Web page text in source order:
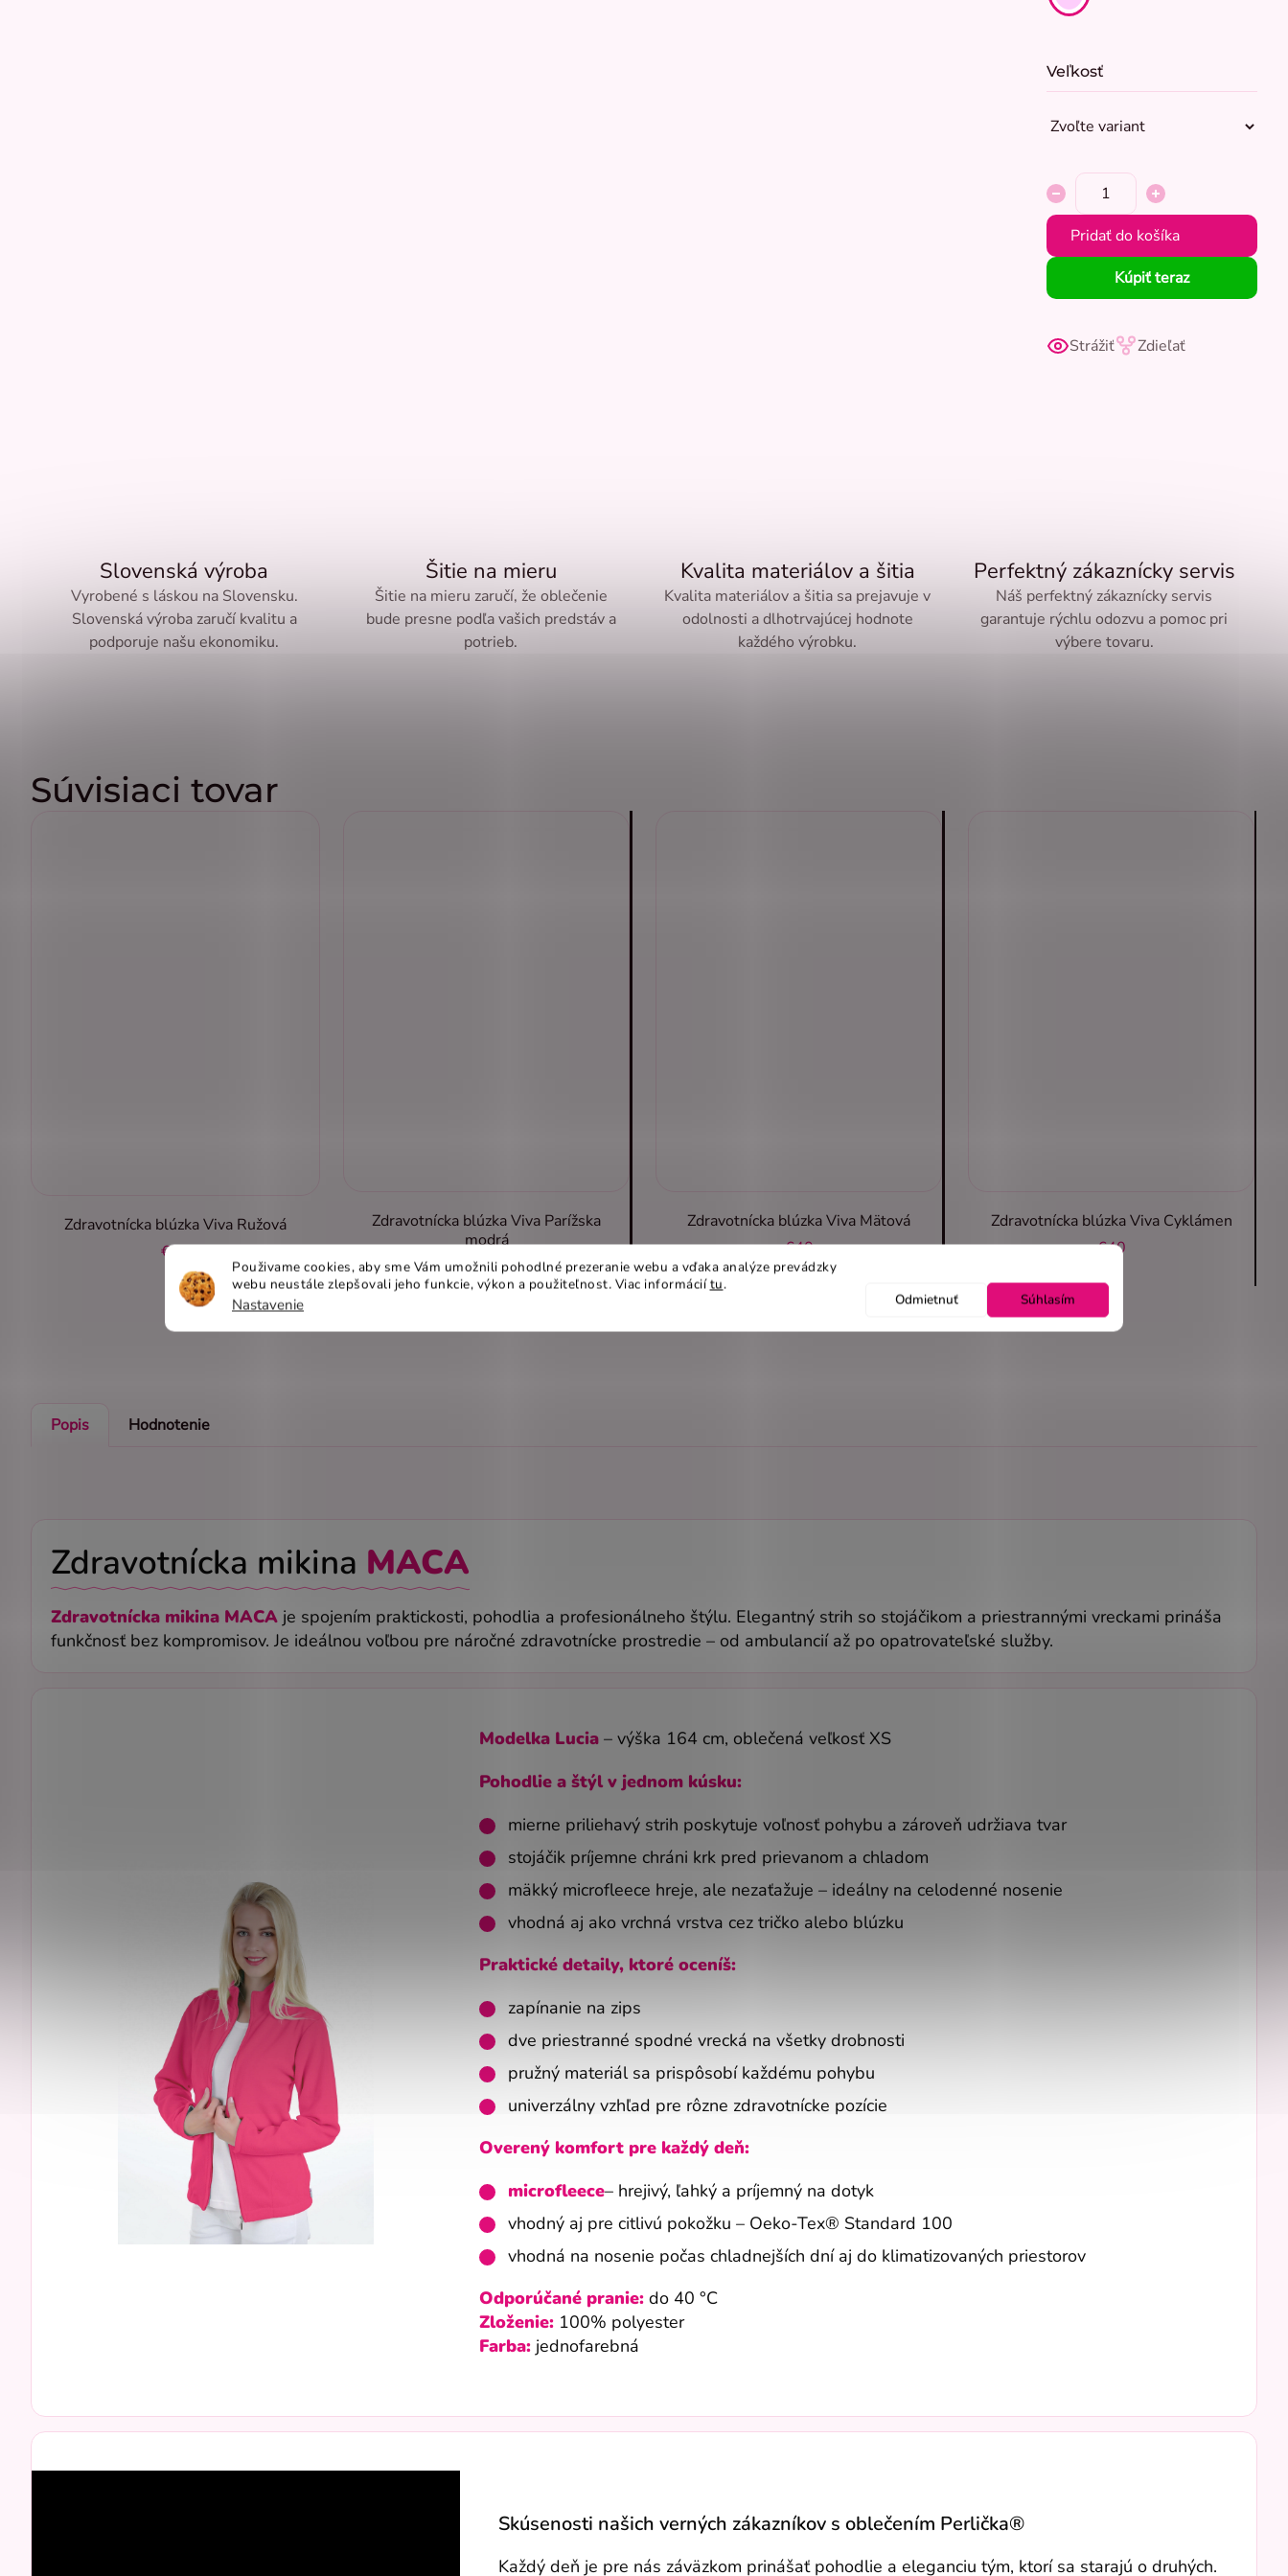
Použivame cookies, aby sme Vám umožnili pohodlné prezeranie webu a vďaka analýze prevádzky
webu neustále zlepšovali jeho funkcie, výkon a použiteľnost. Viac informáciítu.
Nastavenie Odmietnuť Súhlasím
Veľkosť
Pridať do košíka
Kúpiť teraz
Strážiť Zdieľať
Slovenská výroba
Vyrobené s láskou na Slovensku.
Slovenská výroba zaručí kvalitu a
podporuje našu ekonomiku.
Šitie na mieru
Šitie na mieru zaručí, že oblečenie
bude presne podľa vašich predstáv a
potrieb.
Kvalita materiálov a šitia
Kvalita materiálov a šitia sa prejavuje v
odolnosti a dlhotrvajúcej hodnote
každého výrobku.
Perfektný zákaznícky servis
Náš perfektný zákaznícky servis
garantuje rýchlu odozvu a pomoc pri
výbere tovaru.
Súvisiaci tovar
Zdravotnícka blúzka Viva Ružová
€40
Zdravotnícka blúzka Viva Parížska
modrá
€40
Zdravotnícka blúzka Viva Mätová
€40
Zdravotnícka blúzka Viva Cyklámen
€40
Popis Hodnotenie
Zdravotnícka mikina MACA
Zdravotnícka mikina MACA je spojením praktickosti, pohodlia a profesionálneho štýlu. Elegantný strih so stojáčikom a priestrannými vreckami prináša
funkčnosť bez kompromisov. Je ideálnou voľbou pre náročné zdravotnícke prostredie – od ambulancií až po opatrovateľské služby.
Modelka Lucia – výška 164 cm, oblečená veľkosť XS
Pohodlie a štýl v jednom kúsku:
mierne priliehavý strih poskytuje voľnosť pohybu a zároveň udržiava tvar
stojáčik príjemne chráni krk pred prievanom a chladom
mäkký microfleece hreje, ale nezaťažuje – ideálny na celodenné nosenie
vhodná aj ako vrchná vrstva cez tričko alebo blúzku
Praktické detaily, ktoré oceníš:
zapínanie na zips
dve priestranné spodné vrecká na všetky drobnosti
pružný materiál sa prispôsobí každému pohybu
univerzálny vzhľad pre rôzne zdravotnícke pozície
Overený komfort pre každý deň:
microfleece– hrejivý, ľahký a príjemný na dotyk
vhodný aj pre citlivú pokožku – Oeko-Tex® Standard 100
vhodná na nosenie počas chladnejších dní aj do klimatizovaných priestorov
Odporúčané pranie: do 40 °C
Zloženie: 100% polyester
Farba: jednofarebná
Skúsenosti našich verných zákazníkov s oblečením Perlička®
Každý deň je pre nás záväzkom prinášať pohodlie a eleganciu tým, ktorí sa starajú o druhých.